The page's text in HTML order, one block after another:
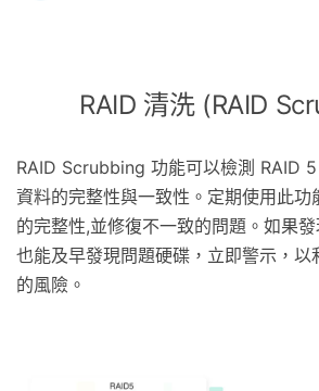
RAID 清洗 (RAID
RAID Scrubbing 功能可以檢測 RAID
資料的完整性與一致性。定期使用此功
的完整性,並修復不一致的問題。如果
也能及早發現問題硬碟，立即警示，以
的風險。